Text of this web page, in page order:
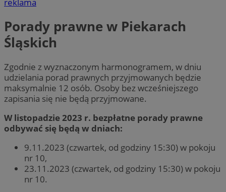
Porady prawne w Piekarach
Śląskich
Zgodnie z wyznaczonym harmonogramem, w dniu
udzielania porad prawnych przyjmowanych będzie
maksymalnie 12 osób. Osoby bez wcześniejszego
zapisania się nie będą przyjmowane.
W listopadzie 2023 r. bezpłatne porady prawne
odbywać się będą w dniach:
9.11.2023 (czwartek, od godziny 15:30) w pokoju
nr 10,
23.11.2023 (czwartek, od godziny 15:30) w pokoju
nr 10.